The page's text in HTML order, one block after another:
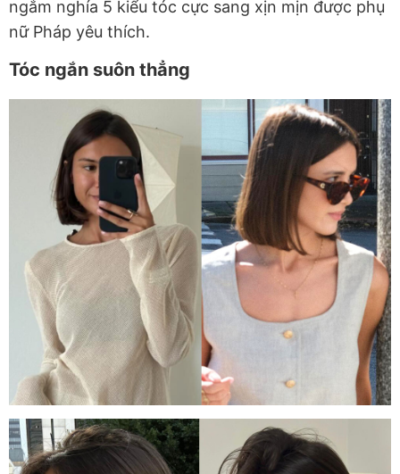
ngắm nghía 5 kiểu tóc cực sang xịn mịn được phụ
nữ Pháp yêu thích.
Tóc ngắn suôn thẳng